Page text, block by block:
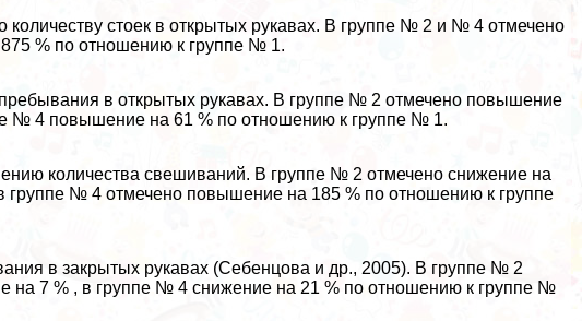
количеству стоек в открытых рукавах. В группе № 2 и № 4 отмечено
% по отношению к группе № 1.
в открытых рукавах. В группе № 2 отмечено повышение
№ 4 повышение на 61 % по отношению к группе № 1.
количества свешиваний. В группе № 2 отмечено снижение на
№ 4 отмечено повышение на 185 % по отношению к группе
в закрытых рукавах (Себенцова и др., 2005). В группе № 2
на 7 % , в группе № 4 снижение на 21 % по отношению к группе №